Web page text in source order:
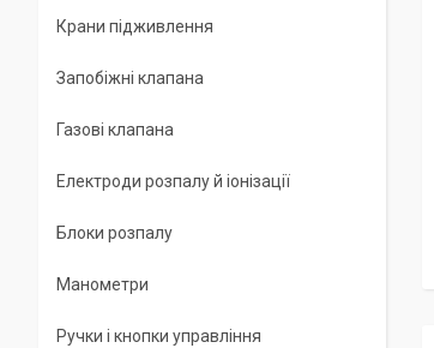
Крани підживлення
Запобіжні клапана
Газові клапана
Електроди розпалу й іонізації
Блоки розпалу
Манометри
Ручки і кнопки управління